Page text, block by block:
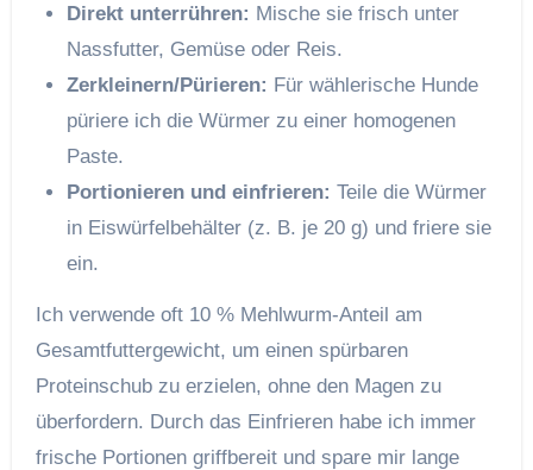
Direkt unterrühren: Mische sie frisch unter
Nassfutter, Gemüse oder Reis.
Zerkleinern/Pürieren: Für wählerische Hunde
püriere ich die Würmer zu einer homogenen
Paste.
Portionieren und einfrieren: Teile die Würmer
in Eiswürfelbehälter (z. B. je 20 g) und friere sie
ein.
Ich verwende oft 10 % Mehlwurm-Anteil am
Gesamtfuttergewicht, um einen spürbaren
Proteinschub zu erzielen, ohne den Magen zu
überfordern. Durch das Einfrieren habe ich immer
frische Portionen griffbereit und spare mir lange